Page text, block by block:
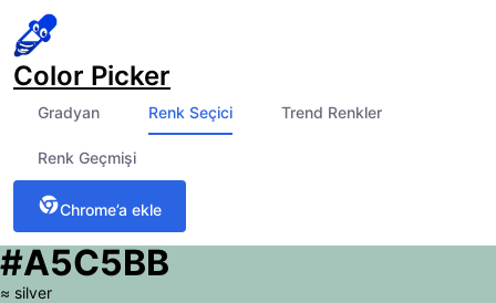
Color Picker
Gradyan Renk Seçici Trend Renkler
Renk Geçmişi
Chrome’a ekle
#A5C5BB
≈ silver